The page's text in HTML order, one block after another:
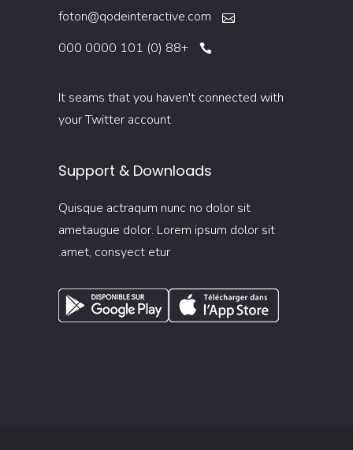
foton@qodeinteractive.com
+88 (0) 101 0000 000
It seams that you haven't connected with
your Twitter account
Support & Downloads
Quisque actraqum nunc no dolor sit
ametaugue dolor. Lorem ipsum dolor sit
amet, consyect etur.